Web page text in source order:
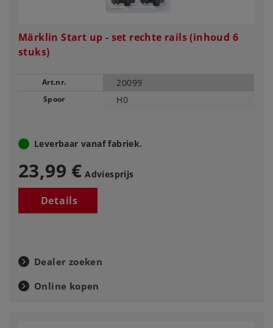
Märklin Start up - set rechte rails (inhoud 6
stuks)
Art.nr. 20099
Spoor H0
Leverbaar vanaf fabriek.
23,99 € Adviesprijs
Details
Dealer zoeken
Online kopen